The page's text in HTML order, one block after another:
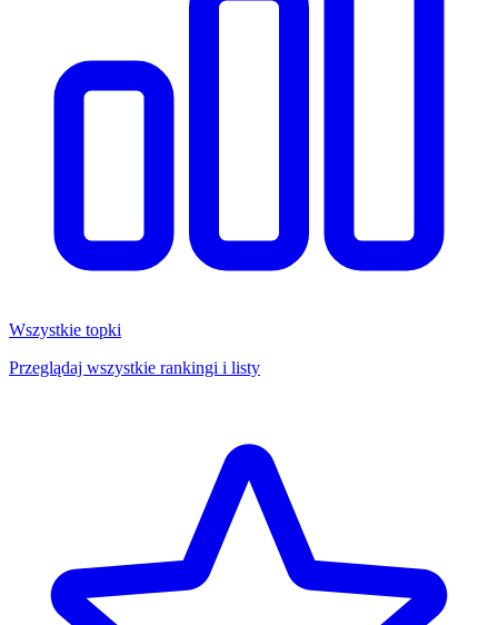
Wszystkie topki
Przeglądaj wszystkie rankingi i listy